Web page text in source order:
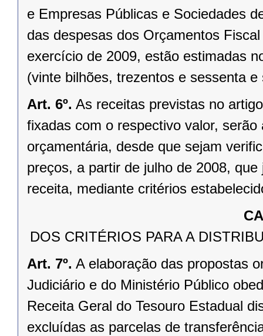
e Empresas Públicas e Sociedades
das despesas dos Orçamentos
exercício de 2009, estão estimadas
(vinte bilhões, trezentos e sessenta
Art. 6º. As receitas previstas no
fixadas com o respectivo valor,
orçamentária, desde que sejam
preços, a partir de julho de 2008,
receita, mediante critérios
DOS CRITÉRIOS PARA A
Art. 7º. A elaboração das propostas
Judiciário e do Ministério Público
Receita Geral do Tesouro Estadual
excluídas as parcelas de